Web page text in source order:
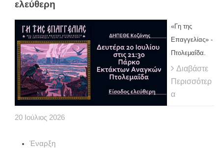
ελεύθερη
«Γη της
Επαγγελίας» -
Πτολεμαΐδα.
Διαβάστε
Περισσότερ
α
20 Ιούλιος 2026
Έναρξη